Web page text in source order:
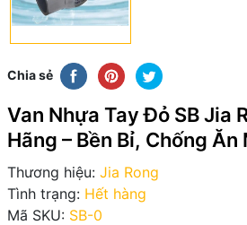
Chia sẻ
Van Nhựa Tay Đỏ SB Jia
Hãng – Bền Bỉ, Chống Ăn
Thương hiệu: Jia Rong
Tình trạng: Hết hàng
Mã SKU: SB-0